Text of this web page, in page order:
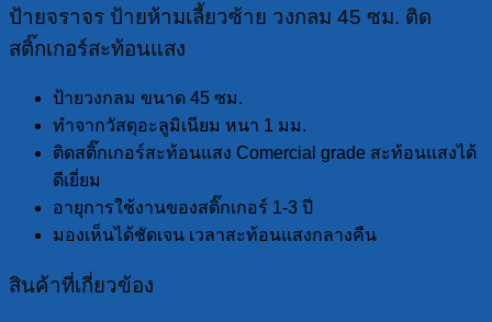
ป้ายจราจร ป้ายห้ามเลี้ยวซ้าย วงกลม 45 ซม. ติด
สติ๊กเกอร์สะท้อนแสง
ป้ายวงกลม ขนาด 45 ซม.
ทำจากวัสดุอะลูมิเนียม หนา 1 มม.
ติดสติ๊กเกอร์สะท้อนแสง Comercial grade สะท้อนแสงได้
ดีเยี่ยม
อายุการใช้งานของสติ๊กเกอร์ 1-3 ปี
มองเห็นได้ชัดเจน เวลาสะท้อนแสงกลางคืน
สินค้าที่เกี่ยวข้อง